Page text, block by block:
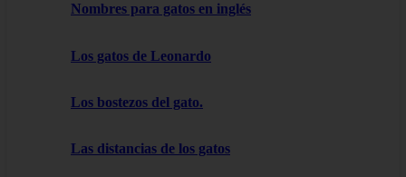
Nombres para gatos en inglés
Los gatos de Leonardo
Los bostezos del gato.
Las distancias de los gatos